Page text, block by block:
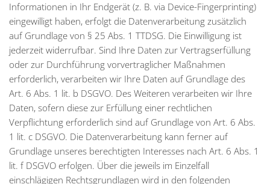
Informationen in Ihr Endgerät (z. B. via Device-Fingerprinting)
eingewilligt haben, erfolgt die Datenverarbeitung zusätzlich
auf Grundlage von § 25 Abs. 1 TTDSG. Die Einwilligung ist
jederzeit widerrufbar. Sind Ihre Daten zur Vertragserfüllung
oder zur Durchführung vorvertraglicher Maßnahmen
erforderlich, verarbeiten wir Ihre Daten auf Grundlage des
Art. 6 Abs. 1 lit. b DSGVO. Des Weiteren verarbeiten wir Ihre
Daten, sofern diese zur Erfüllung einer rechtlichen
Verpflichtung erforderlich sind auf Grundlage von Art. 6 Abs.
1 lit. c DSGVO. Die Datenverarbeitung kann ferner auf
Grundlage unseres berechtigten Interesses nach Art. 6 Abs. 1
lit. f DSGVO erfolgen. Über die jeweils im Einzelfall
einschlägigen Rechtsgrundlagen wird in den folgenden